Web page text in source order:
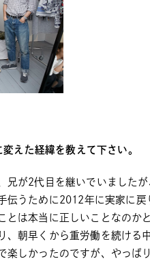
えた経緯を教えて下さい。
兄が2代目を継いでいました
伝うために2012年に実家に
とは本当に正しいことなのか
、朝早くから重労働を続ける
楽しかったのですが、やっぱ